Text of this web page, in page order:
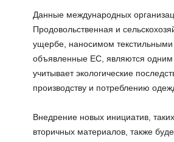
Данные международных
Продовольственная и
ущербе, наносимом текстильными
объявленные ЕС, являются одним
учитывает экологические
производству и потреблению
Внедрение новых инициатив,
вторичных материалов, также